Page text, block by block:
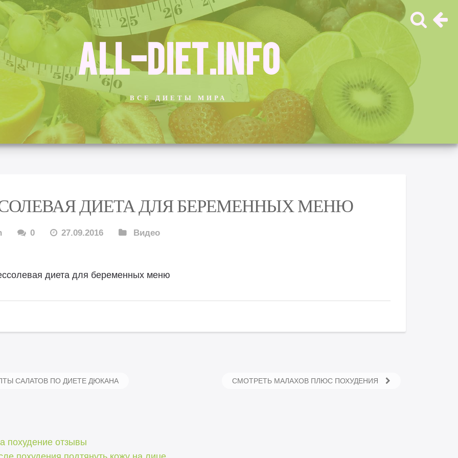
ALL-DIET.INFO
ВСЕ ДИЕТЫ МИРА
ДИЕТА ДЛЯ БЕРЕМЕННЫХ МЕНЮ
0 27.09.2016 Видео
диета для беременных меню
САЛАТОВ ПО ДИЕТЕ ДЮКАНА СМОТРЕТЬ МАЛАХОВ ПЛЮС ПОХУДЕНИЯ
похудение отзывы